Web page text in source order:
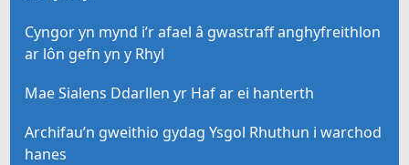
Cyngor yn mynd i’r afael â gwastraff anghyfreithlon
ar lôn gefn yn y Rhyl
Mae Sialens Ddarllen yr Haf ar ei hanterth
Archifau’n gweithio gydag Ysgol Rhuthun i warchod
hanes